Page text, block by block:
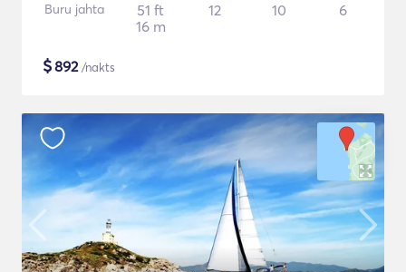
Buru jahta
51 ft
16 m
12 10 6
$892/nakts